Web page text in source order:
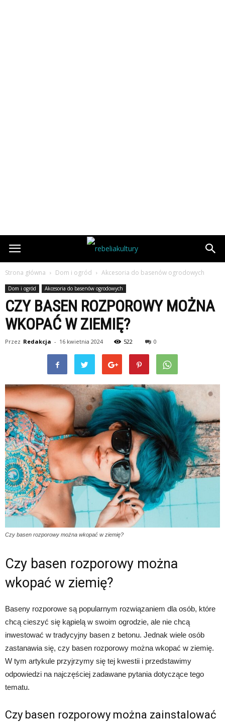
Strona główna Dom i ogród Akcesoria do basenów ogrodowych
Dom i ogród Akcesoria do basenów ogrodowych
CZY BASEN ROZPOROWY MOŻNA
WKOPAĆ W ZIEMIĘ?
Przez Redakcja - 16 kwietnia 2024 522 0
Czy basen rozporowy można wkopać w ziemię?
Czy basen rozporowy można
wkopać w ziemię?
Baseny rozporowe są popularnym rozwiązaniem dla osób, które
chcą cieszyć się kąpielą w swoim ogrodzie, ale nie chcą
inwestować w tradycyjny basen z betonu. Jednak wiele osób
zastanawia się, czy basen rozporowy można wkopać w ziemię.
W tym artykule przyjrzymy się tej kwestii i przedstawimy
odpowiedzi na najczęściej zadawane pytania dotyczące tego
tematu.
Czy basen rozporowy można zainstalować